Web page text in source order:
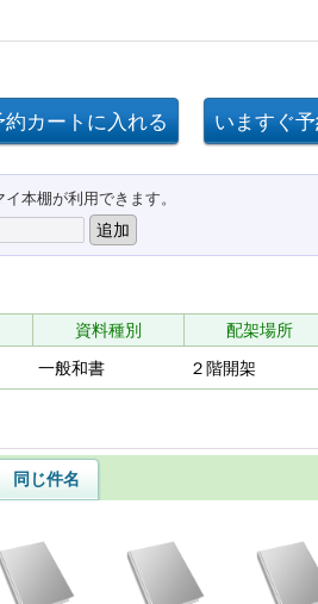
本棚が利用できます。
資料種別 配架場所
一般和書 ２階開架
同じ件名